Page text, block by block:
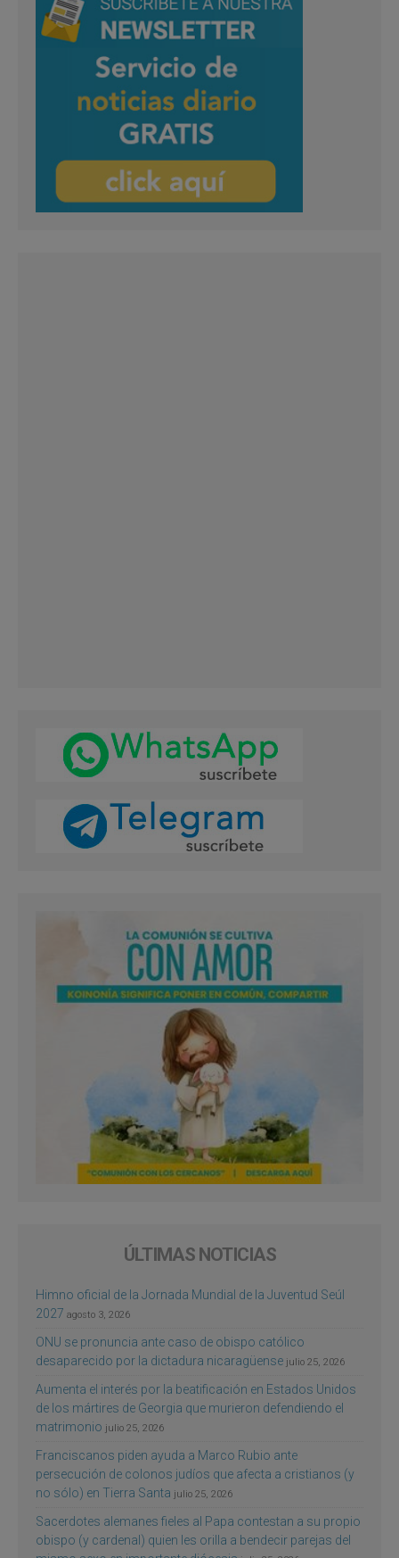
ÚLTIMAS NOTICIAS
Himno oficial de la Jornada Mundial de la Juventud Seúl
2027 agosto 3, 2026
ONU se pronuncia ante caso de obispo católico
desaparecido por la dictadura nicaragüense julio 25, 2026
Aumenta el interés por la beatificación en Estados Unidos
de los mártires de Georgia que murieron defendiendo el
matrimonio julio 25, 2026
Franciscanos piden ayuda a Marco Rubio ante
persecución de colonos judíos que afecta a cristianos (y
no sólo) en Tierra Santa julio 25, 2026
Sacerdotes alemanes fieles al Papa contestan a su propio
obispo (y cardenal) quien les orilla a bendecir parejas del